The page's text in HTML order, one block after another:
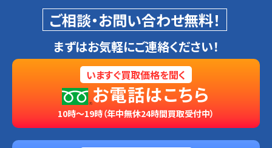
ご相談・お問い合わせ無料！
まずはお気軽にご連絡ください！
いますぐ買取価格を聞く
お電話はこちら
10時～19時（年中無休24時間買取受付中）